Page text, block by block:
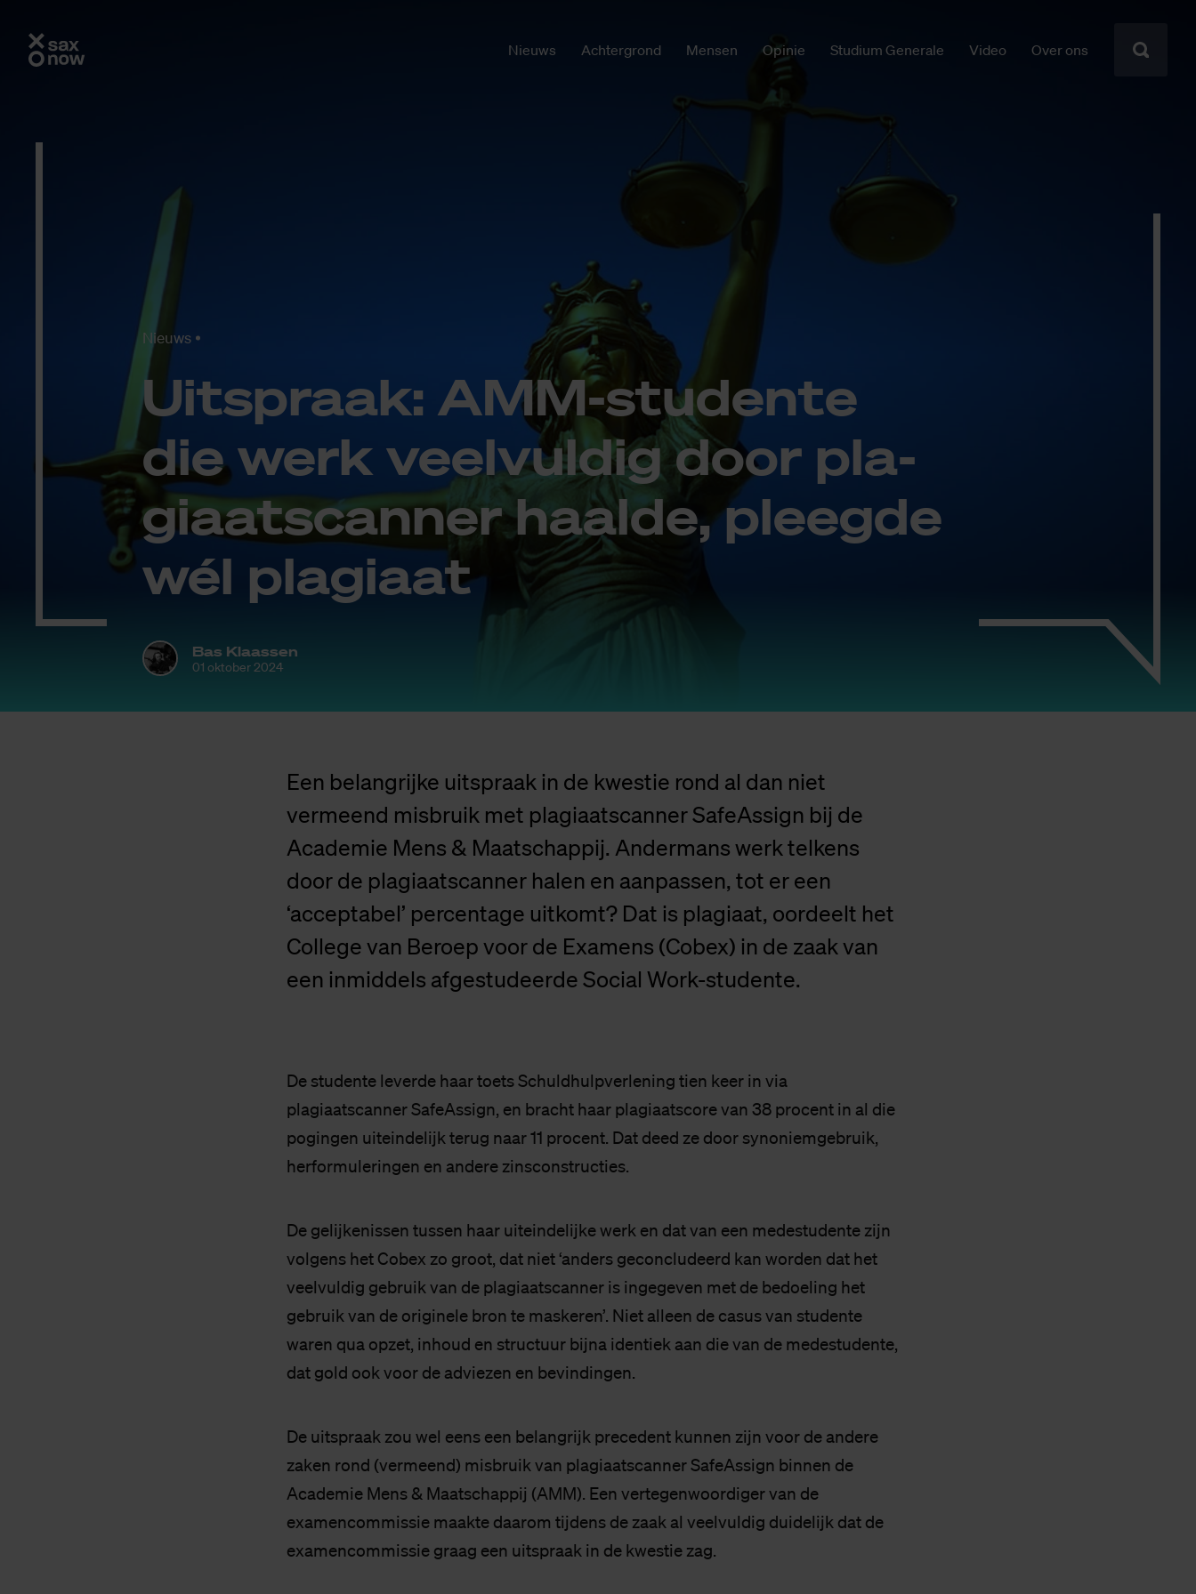
Nieuws Achtergrond Mensen Opinie Studium Generale Video Over ons
Nieuws
Uit­spraak: AMM-stu­den­te
die werk veel­vul­dig door pla­
gi­aats­can­ner haal­de, pleeg­de
wél pla­gi­aat
Bas Klaassen
01 oktober 2024
Een belangrijke uitspraak in de kwestie rond al dan niet
vermeend misbruik met plagiaatscanner SafeAssign bij de
Academie Mens & Maatschappij. Andermans werk telkens
door de plagiaatscanner halen en aanpassen, tot er een
‘acceptabel’ percentage uitkomt? Dat is plagiaat, oordeelt het
College van Beroep voor de Examens (Cobex) in de zaak van
een inmiddels afgestudeerde Social Work-studente.
De studente leverde haar toets Schuldhulpverlening tien keer in via
plagiaatscanner SafeAssign, en bracht haar plagiaatscore van 38 procent in al die
pogingen uiteindelijk terug naar 11 procent. Dat deed ze door synoniemgebruik,
herformuleringen en andere zinsconstructies.
De gelijkenissen tussen haar uiteindelijke werk en dat van een medestudente zijn
volgens het Cobex zo groot, dat niet ‘anders geconcludeerd kan worden dat het
veelvuldig gebruik van de plagiaatscanner is ingegeven met de bedoeling het
gebruik van de originele bron te maskeren’. Niet alleen de casus van studente
waren qua opzet, inhoud en structuur bijna identiek aan die van de medestudente,
dat gold ook voor de adviezen en bevindingen.
De uitspraak zou wel eens een belangrijk precedent kunnen zijn voor de andere
zaken rond (vermeend) misbruik van plagiaatscanner SafeAssign binnen de
Academie Mens & Maatschappij (AMM). Een vertegenwoordiger van de
examencommissie maakte daarom tijdens de zaak al veelvuldig duidelijk dat de
examencommissie graag een uitspraak in de kwestie zag.